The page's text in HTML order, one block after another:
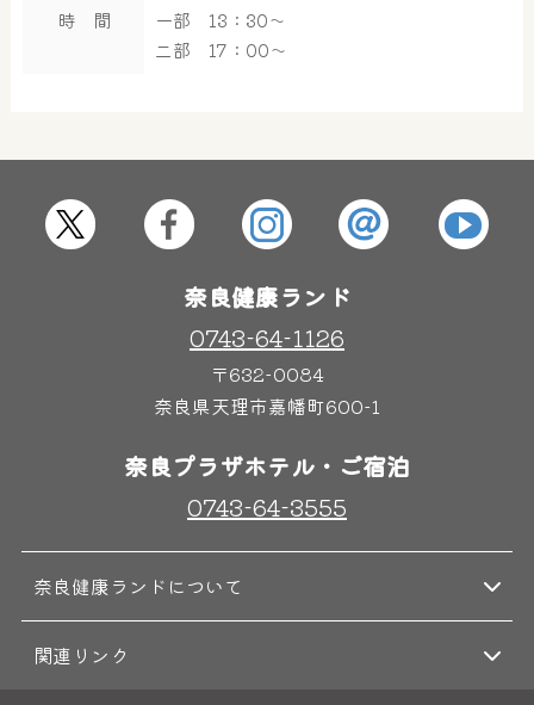
屋内レジャープール グルメ
奈良わんぱくランド
時 間
一部 13：30～
二部 17：00～
奈良健康ランド
0743-64-1126
〒632-0084
奈良県天理市嘉幡町600-1
奈良プラザホテル・ご宿泊
0743-64-3555
奈良健康ランドについて
関連リンク